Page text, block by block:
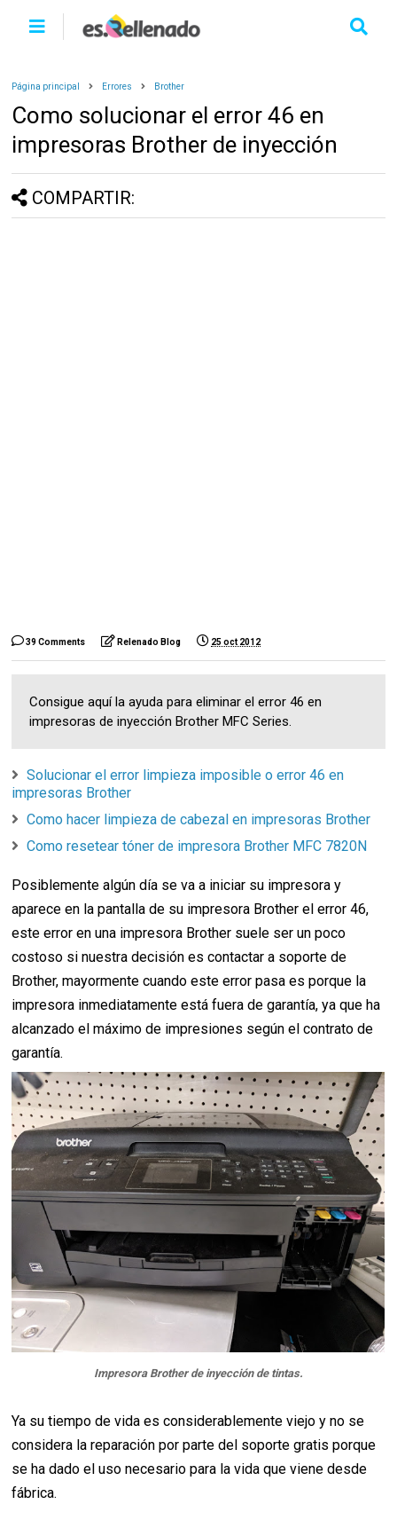
Página principal Errores Brother
Como solucionar el error 46 en
impresoras Brother de inyección
COMPARTIR:
39 Comments Relenado Blog 25 oct 2012
Consigue aquí la ayuda para eliminar el error 46 en
impresoras de inyección Brother MFC Series.
Solucionar el error limpieza imposible o error 46 en
impresoras Brother
Como hacer limpieza de cabezal en impresoras Brother
Como resetear tóner de impresora Brother MFC 7820N
Posiblemente algún día se va a iniciar su impresora y
aparece en la pantalla de su impresora Brother el error 46,
este error en una impresora Brother suele ser un poco
costoso si nuestra decisión es contactar a soporte de
Brother, mayormente cuando este error pasa es porque la
impresora inmediatamente está fuera de garantía, ya que ha
alcanzado el máximo de impresiones según el contrato de
garantía.
Impresora Brother de inyección de tintas.
Ya su tiempo de vida es considerablemente viejo y no se
considera la reparación por parte del soporte gratis porque
se ha dado el uso necesario para la vida que viene desde
fábrica.